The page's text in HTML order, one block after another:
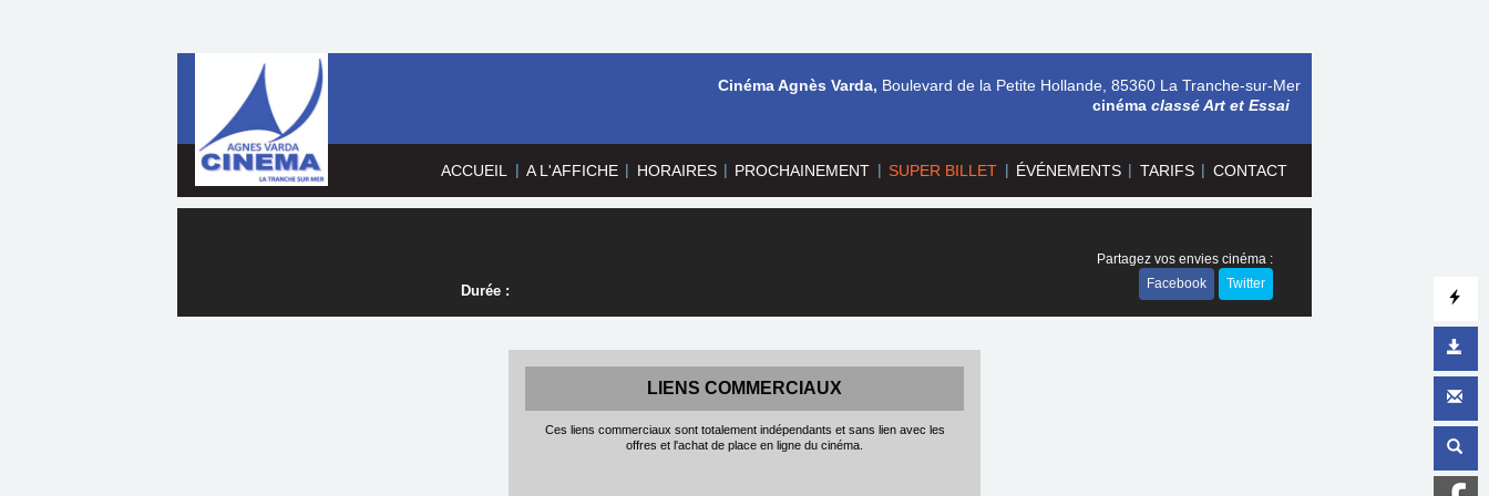
ACCUEIL | A L'AFFICHE | HORAIRES | PROCHAINEMENT | SUPER BILLET | ÉVÉNEMENTS | TARIFS | CONTACT
Cinéma Agnès Varda, Boulevard de la Petite Hollande, 85360 La Tranche-sur-Mer
cinéma classé Art et Essai
Durée :
Partagez vos envies cinéma :
Facebook
Twitter
LIENS COMMERCIAUX
Ces liens commerciaux sont totalement indépendants et sans lien avec les
offres et l'achat de place en ligne du cinéma.